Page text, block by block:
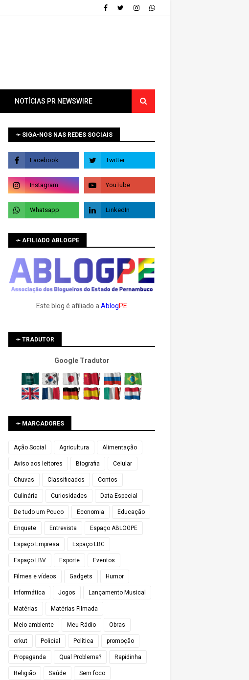
NOTÍCIAS PR NEWSWIRE
➛ SIGA-NOS NAS REDES SOCIAIS
➛ AFILIADO ABLOGPE
Este blog é afiliado a AblogPE
➛ TRADUTOR
Google Tradutor
➛ MARCADORES
Ação Social Agricultura Alimentação
Aviso aos leitores Biografia Celular
Chuvas Classificados Contos
Culinária Curiosidades Data Especial
De tudo um Pouco Economia Educação
Enquete Entrevista Espaço ABLOGPE
Espaço Empresa Espaço LBC
Espaço LBV Esporte Eventos
Filmes e vídeos Gadgets Humor
Informática Jogos Lançamento Musical
Matérias Matérias Filmada
Meio ambiente Meu Rádio Obras
orkut Policial Política promoção
Propaganda Qual Problema? Rapidinha
Religião Saúde Sem foco